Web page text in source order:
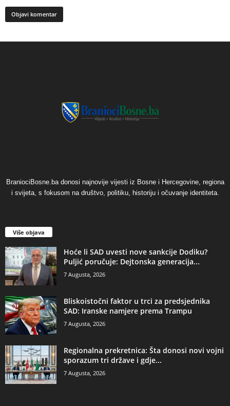
BraniociBosne.ba donosi najnovije vijesti iz Bosne i Hercegovine, regiona
i svijeta, s fokusom na društvo, politiku, historiju i očuvanje identiteta.
Više objava
​Hoće li SAD uvesti nove sankcije Dodiku?
Puljić poručuje: Dejtonska generacija...
7 Augusta, 2026
​Bliskoistočni faktor u trci za predsjednika
SAD: Iranske namjere prema Trampu
7 Augusta, 2026
​Regionalna prekretnica: Šta donosi novi vojni
sporazum tri države i gdje...
7 Augusta, 2026